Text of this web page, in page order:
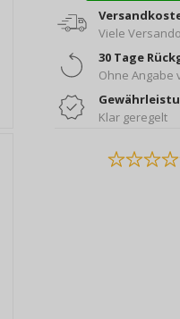
Viele
30 Tage
Ohne Angabe
Klar geregelt